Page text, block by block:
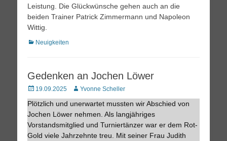
Leistung. Die Glückwünsche gehen auch an die
beiden Trainer Patrick Zimmermann und Napoleon
Wittig.
Kategorien
Neuigkeiten
Gedenken an Jochen Löwer
Posted
on
19.09.2025 AutorYvonne Scheller
Plötzlich und unerwartet mussten wir Abschied von
Jochen Löwer nehmen. Als langjähriges
Vorstandsmitglied und Turniertänzer war er dem Rot-
Gold viele Jahrzehnte treu. Mit seiner Frau Judith